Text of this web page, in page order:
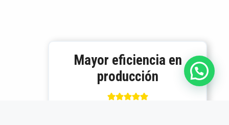
Mayor eficiencia en
producción